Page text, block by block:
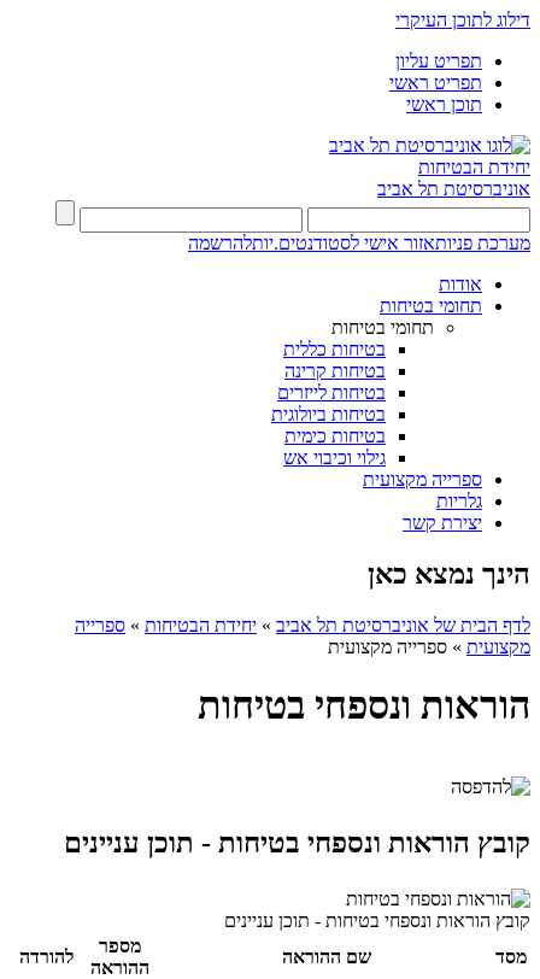
דילוג לתוכן העיקרי
תפריט עליון
תפריט ראשי
תוכן ראשי
יחידת הבטיחות
אוניברסיטת תל אביב
מערכת פניותאזור אישי לסטודנטים.יותלהרשמה
אודות
תחומי בטיחות
תחומי בטיחות
בטיחות כללית
בטיחות קרינה
בטיחות לייזרים
בטיחות ביולוגית
בטיחות כימית
גילוי וכיבוי אש
ספרייה מקצועית
גלריות
יצירת קשר
הינך נמצא כאן
לדף הבית של אוניברסיטת תל אביב » יחידת הבטיחות » ספרייה
מקצועית » ספרייה מקצועית
הוראות ונספחי בטיחות
קובץ הוראות ונספחי בטיחות - תוכן עניינים
קובץ הוראות ונספחי בטיחות - תוכן עניינים
מסד
שם ההוראה
מספר
ההוראה
להורדה